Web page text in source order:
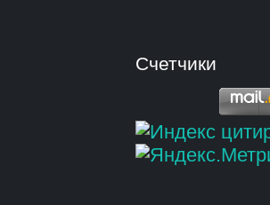
Счетчики